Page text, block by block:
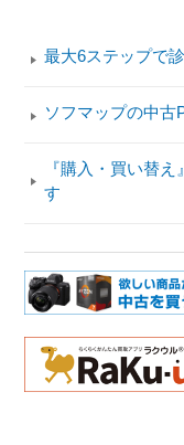
最大6ステップで
ソフマップの中古
『購入・買い替
す